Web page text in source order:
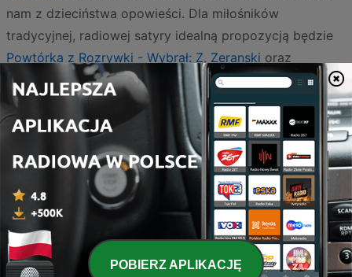
nam z dzieciństwa opowieści. Dla miłośników
tradycyjnej, radiowej satyry idealną propozycją będzie
Powtórka z Rozrywki - Wybrał: Z. Zeranski oraz
błyskotliwy i zawsze aktualny
Felieton Tomasza
Olbratowskiego - RMF FM
, który celnie punktuje absurdy
polskiej codzienności.
Nowoczesne podejście do komedii reprezentuje
tajemnicza i wciągająca
Strefa 52 - Strefa 52, a także
niezwykle popularne audycje typu talk-show o luźnym
charakterze, takie jak Żarty się skończyły - podcast do
śmiania - M. Łuczak Ł. Chmielowski
. Słuchacze ceniący
szczere rozmowy o relacjach międzyludzkich podane z
POBIERZ APLIKACJĘ